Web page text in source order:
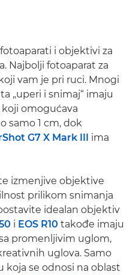
i objektivi za
Najbolji fotoaparat za
vam je pri ruci. Mnogi
„uperi i snimaj“ imaju
omogućava
samo 1 cm, dok
G7 X Mark III ima
izmenjive objektive
prilikom snimanja
idealan objektiv
i EOS R10 takođe imaju
promenljivim uglom,
uglova. Samo
se odnosi na oblast